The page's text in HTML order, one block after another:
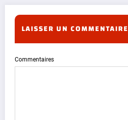
LAISSER UN COMMENTAIRE
Commentaires